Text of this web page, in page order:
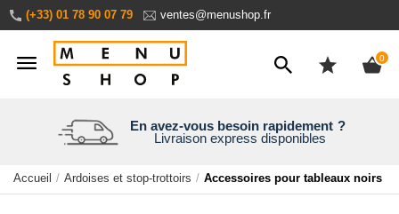
au
contenu
(+33) 01 78 90 07 79 ventes@menushop.fr
0
Personnalisez en ligne
Aperçu en temps réel
Une entreprise familiale
30 ans d’expérience
Nous expédions dans le monde entier
Demandez un devis
En avez-vous besoin rapidement ?
Livraison express disponibles
Accueil Ardoises et stop-trottoirs Accessoires pour tableaux noirs